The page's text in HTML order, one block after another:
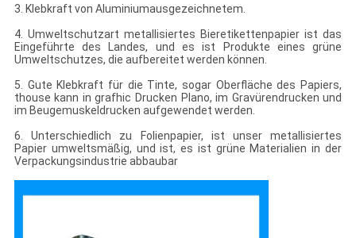
3. Klebkraft von Aluminiumausgezeichnetem.
4. Umweltschutzart metallisiertes Bieretikettenpapier ist das
Eingeführte des Landes, und es ist Produkte eines grüne
Umweltschutzes, die aufbereitet werden können.
5. Gute Klebkraft für die Tinte, sogar Oberfläche des Papiers,
thouse kann in grafhic Drucken Plano, im Gravürendrucken und
im Beugemuskeldrucken aufgewendet werden.
6. Unterschiedlich zu Folienpapier, ist unser metallisiertes
Papier umweltsmäßig, und ist, es ist grüne Materialien in der
Verpackungsindustrie abbaubar